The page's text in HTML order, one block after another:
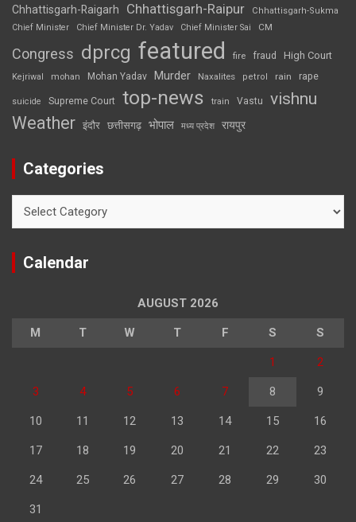
Chhattisgarh-Raigarh Chhattisgarh-Raipur
Chhattisgarh-Sukma
Chief Minister
Chief Minister Dr. Yadav Chief Minister Sai CM
Congress dprcg featured fire fraud High Court
Kejriwal mohan Mohan Yadav Murder Naxalites petrol rain rape
suicide Supreme Court top-news train Vastu vishnu
Weather इंदौर छत्तीसगढ़ भोपाल मध्य प्रदेश रायपुर
Categories
Calendar
AUGUST 2026
M T W T F S S
1 2
3 4 5 6 7 8 9
10 11 12 13 14 15 16
17 18 19 20 21 22 23
24 25 26 27 28 29 30
31